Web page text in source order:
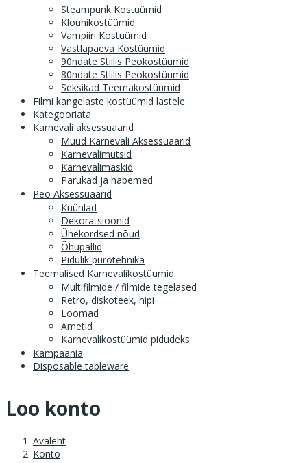
Steampunk Kostüümid
Klounikostüümid
Vampiiri Kostüümid
Vastlapäeva Kostüümid
90ndate Stiilis Peokostüümid
80ndate Stiilis Peokostüümid
Seksikad Teemakostüümid
Filmi kangelaste kostüümid lastele
Kategooriata
Karnevali aksessuaarid
Muud Karnevali Aksessuaarid
Karnevalimütsid
Karnevalimaskid
Parukad ja habemed
Peo Aksessuaarid
Küünlad
Dekoratsioonid
Ühekordsed nõud
Õhupallid
Pidulik pürotehnika
Teemalised Karnevalikostüümid
Multifilmide / filmide tegelased
Retro, diskoteek, hipi
Loomad
Ametid
Karnevalikostüümid pidudeks
Kampaania
Disposable tableware
Loo konto
Avaleht
Konto